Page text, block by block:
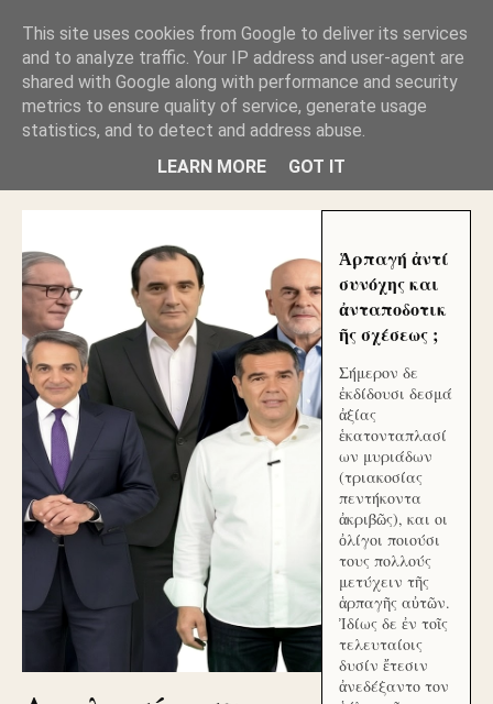
ΑΥΤΟΧΘΟΝΕΣ ΜΟΥ ΕΚΛΕΙΣΑΝ ΤΑ ΣΟΣΙΑΛ ΚΑΙ
ΦΙΜΩΣΑΝ ΤΟ SITE. ΟΙ ΧΙΛΙΑΔΕΣ ΜΙΚΡΟΕΠΕΝΔΥΤΕΣ
ΕΠΕΝΔΥΣΑΤΕ ΓΙΑ ΛΕΗΛΑΣΙΑ ΚΑΙ ΕΓΚΛΗΜΑ ?
ΓΛΥΦΑΔΑ WEB |ΟΙ ΜΕΓΑΛΟΙ ΚΛΕΠΤΑΙ ΑΠΟ ΤΟ
ΜΙΚΡΟΝ ΑΠΑΓΟΥΣΙ
Ἁρπαγή ἀντί
συνόχης και
ἀνταποδοτικ
ῆς σχέσεως ;
Σήμερον δε
ἐκδίδουσι δεσμά
ἀξίας
ἑκατονταπλασί
ων μυριάδων
(τριακοσίας
πεντήκοντα
ἀκριβῶς), και οι
ὀλίγοι ποιούσι
τους πολλούς
μετύχειν τῆς
ἁρπαγῆς αὐτῶν.
Ἰδίως δε ἐν τοῖς
τελευταίοις
δυσίν ἔτεσιν
ἀνεδέξαντο τον
This site uses cookies from Google to deliver its services
and to analyze traffic. Your IP address and user-agent are
shared with Google along with performance and security
metrics to ensure quality of service, generate usage
statistics, and to detect and address abuse.
LEARN MORE
GOT IT